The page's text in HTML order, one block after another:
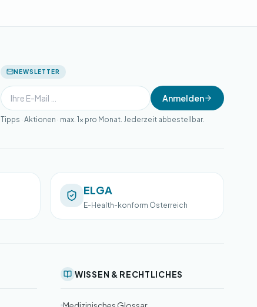
NEWSLETTER
Anmelden
Tipps · Aktionen · max. 1× pro Monat. Jederzeit abbestellbar.
ELGA
E-Health-konform Österreich
WISSEN & RECHTLICHES